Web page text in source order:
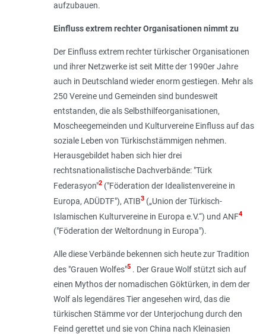
aufzubauen.
Einfluss extrem rechter Organisationen nimmt zu
Der Einfluss extrem rechter türkischer Organisationen
und ihrer Netzwerke ist seit Mitte der 1990er Jahre
auch in Deutschland wieder enorm gestiegen. Mehr als
250 Vereine und Gemeinden sind bundesweit
entstanden, die als Selbsthilfeorganisationen,
Moscheegemeinden und Kulturvereine Einfluss auf das
soziale Leben von Türkischstämmigen nehmen.
Herausgebildet haben sich hier drei
rechtsnationalistische Dachverbände: "Türk
Federasyon"2("Föderation der Idealistenvereine in
Europa, ADÜDTF"), ATIB3(„Union der Türkisch-
Islamischen Kulturvereine in Europa e.V.“) und ANF4
("Föderation der Weltordnung in Europa").
Alle diese Verbände bekennen sich heute zur Tradition
des "Grauen Wolfes"5. Der Graue Wolf stützt sich auf
einen Mythos der noma­dischen Göktürken, in dem der
Wolf als legendäres Tier angesehen wird, das die
türkischen Stämme vor der Unterjochung durch den
Feind gerettet und sie von China nach Kleinasien